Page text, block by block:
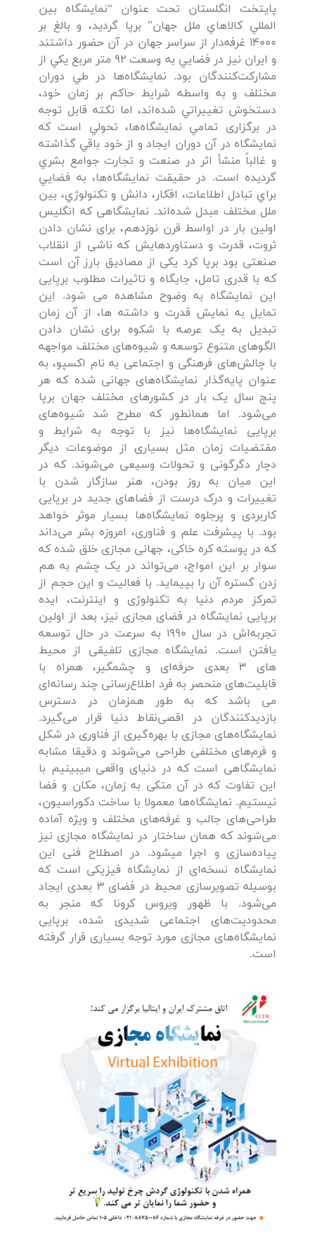
پايتخت انگلستان تحت عنوان “نمايشگاه بين
المللي كالاهاي ملل جهان” برپا گرديد، و بالغ بر
14000 غرفه‌دار از سراسر جهان در آن حضور داشتند
و ايران نيز در فضايي به وسعت 92 متر مربع يكي از
مشاركت‌كنندگان بود. نمايشگاه‌ها در طي دوران
مختلف و به واسطه شرايط حاكم بر زمان خود،
دستخوش تغييراتي شده‌اند، اما نكته قابل توجه
در برگزاری تمامي نمايشگاه‌ها، تحولي است كه
نمايشگاه در آن دوران ایجاد و از خود باقي گذاشته
و غالباً منشأ اثر در صنعت و تجارت جوامع بشري
گرديده است. در حقیقت نمایشگاه‌ها، به فضايي
براي تبادل اطلاعات، افكار، دانش و تكنولوژي، بين
ملل مختلف مبدل شده‌اند. نمایشگاهی که انگلیس
اولین بار در اواسط قرن نوزدهم، برای نشان دادن
ثروت، قدرت و دستاوردهایش که ناشی از انقلاب
صنعتی بود برپا کرد یکی از مصاديق بارز آن است
که با قدری تامل، جایگاه و تاثیرات مطلوب برپایی
این نمایشگاه به وضوح مشاهده می شود. این
تمایل به نمایش قدرت و داشته ها، از آن زمان
تبدیل به یک عرصه با شکوه برای نشان دادن
الگوهای متنوع توسعه و شیوه‌های مختلف مواجهه
با چالش‌های فرهنگی و اجتماعی به نام اکسپو، به
عنوان پایه‌گذار نمایشگاه‌های جهانی شده که هر
پنج سال یک بار در کشورهای مختلف جهان برپا
می‌شود. اما همانطور که مطرح شد شیوه‌های
برپایی نمایشگاه‌ها نیز با توجه به شرایط و
مقتضیات زمان مثل بسیاری از موضوعات دیگر
دچار دگرگونی و تحولات وسیعی می‌شوند. که در
این میان به روز بودن، هنر سازگار شدن با
تغییرات و درک درست از فضاهای جدید در برپایی
کاربردی و پرجلوه نمایشگاه‌ها بسیار موثر خواهد
بود. با پیشرفت علم‌ و ‌فناوری، امروزه بشر می‌داند
که در پوسته کره خاکی، جهانی مجازی خلق شده که
سوار بر این امواج، می‌تواند در یک چشم به هم
زدن گستره آن را بپیماید. با فعالیت و این حجم از
تمرکز مردم دنیا به تکنولوژی و اینترنت، ایده
برپایی نمایشگاه در فضای مجازی نیز، بعد از اولین
تجربه‌اش در سال 1990 به سرعت در حال توسعه
یافتن است. نمایشگاه مجازی تلفیقی از محیط
های 3 بعدی حرفه‌ای و چشمگیر، همراه با
قابلیت‌های منحصر به فرد اطلاع‌رسانی چند رسانه‌ای
می باشد که به طور همزمان در دسترس
بازدیدکنندگان در اقصی‌نقاط دنیا قرار می‌گیرد.
نمایشگاه‌های مجازی با بهره‌گیری از فناوری در شکل
و فرم‌های مختلفی طراحی می‌شوند و دقیقا مشابه
نمایشگاهی است که در دنیای واقعی میبینیم با
این تفاوت که در آن متکی به زمان، مکان و فضا
نیستیم. نمایشگاه‌ها معمولا با ساخت دکوراسیون،
طراحی‌های جالب و غرفه‌های مختلف و ویژه آماده
می‌شوند که همان ساختار در نمایشگاه مجازی نیز
پیاده‌سازی و اجرا میشود. در اصطلاح فنی این
نمایشگاه نسخه‌ای از نمایشگاه فیزیکی است که
بوسیله تصویرسازی محیط در فضای 3 بعدی ایجاد
می‌شود. با ظهور ویروس کرونا که منجر به
محدودیت‌های اجتماعی شدیدی شده، برپایی
نمایشگاه‌های مجازی مورد توجه بسیاری قرار گرفته
است.